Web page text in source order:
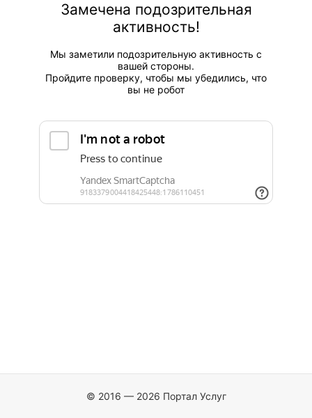
Замечена подозрительная
активность!
Мы заметили подозрительную активность с
вашей стороны.
Пройдите проверку, чтобы мы убедились, что
вы не робот
© 2016 — 2026 Портал Услуг